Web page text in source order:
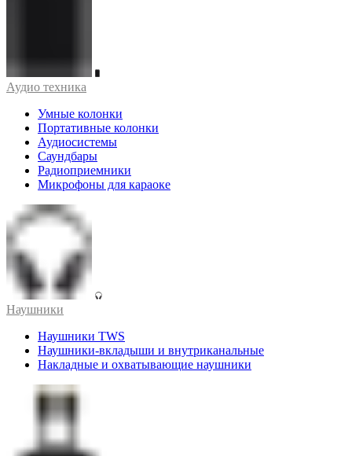
Аудио техника
Умные колонки
Портативные колонки
Аудиосистемы
Саундбары
Радиоприемники
Микрофоны для караоке
Наушники
Наушники TWS
Наушники-вкладыши и внутриканальные
Накладные и охватывающие наушники